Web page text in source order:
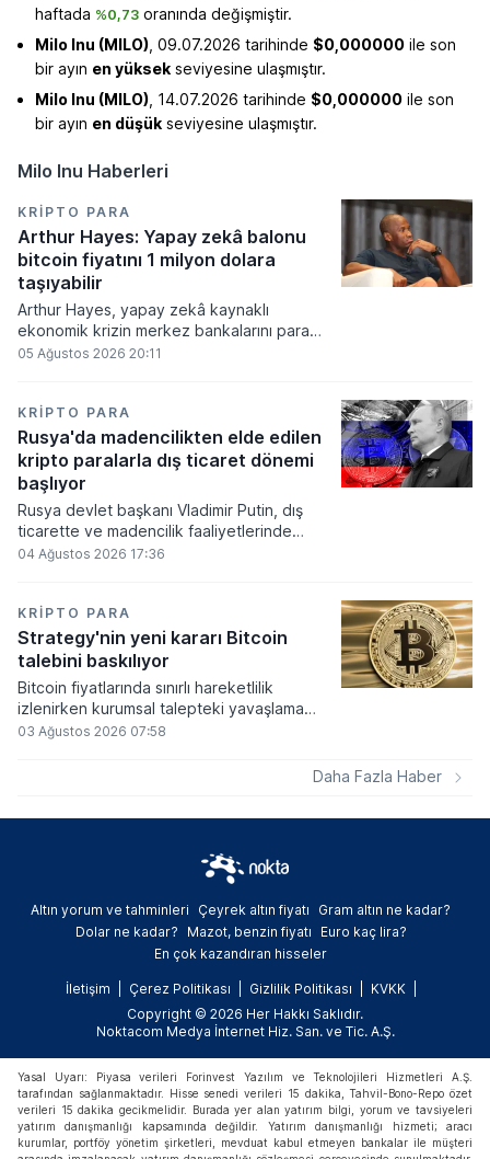
haftada %0,73 oranında değişmiştir.
Milo Inu (MILO) , 09.07.2026 tarihinde $0,000000 ile son
bir ayın en yüksek seviyesine ulaşmıştır.
Milo Inu (MILO) , 14.07.2026 tarihinde $0,000000 ile son
bir ayın en düşük seviyesine ulaşmıştır.
Milo Inu Haberleri
KRIPTO PARA
Arthur Hayes: Yapay zekâ balonu
bitcoin fiyatını 1 milyon dolara
taşıyabilir
Arthur Hayes, yapay zekâ kaynaklı
ekonomik krizin merkez bankalarını para
basmaya zorlayacağını ve bu durumun
kayıplarının tetikleyeceği kredi krizinin
küresel likidite artışına yol açacağını belirtti
ve bitcoinin bu süreçte en hızlı tepki veren
varlık olacağı vurguladı.
05 Ağustos 2026 20:11
KRIPTO PARA
Rusya'da madencilikten elde edilen
kripto paralarla dış ticaret dönemi
başlıyor
Rusya devlet başkanı Vladimir Putin, dış
ticarette ve madencilik faaliyetlerinde
kripto varlıkların kullanımına onay veren
elde edilen dijital paraların belirli şartlar
altında dolaşımına ve menkul kıymet
alımlarında kullanılmasına olanak sağlanıyor.
04 Ağustos 2026 17:36
KRIPTO PARA
Strategy'nin yeni kararı Bitcoin
talebini baskılıyor
Bitcoin fiyatlarında sınırlı hareketlilik
izlenirken kurumsal talepteki yavaşlama
piyasa dinamiklerini etkiliyor. ABD Merkez
03 Ağustos 2026 07:58
Daha Fazla Haber
Altın yorum ve tahminleri Çeyrek altın fiyatı
Gram altın ne kadar?
Dolar ne kadar?
Mazot, benzin fiyatı
Euro kaç lira?
En çok kazandıran hisseler
İletişim Çerez Politikası Gizlilik Politikası
KVKK
Copyright © 2026 Her Hakkı Saklıdır.
Noktacom Medya İnternet Hiz. San. ve Tic. A.Ş.
Yasal Uyarı: Piyasa verileri Forinvest Yazılım ve Teknolojileri Hizmetleri A.Ş.
tarafından sağlanmaktadır. Hisse senedi verileri 15 dakika, Tahvil-Bono-Repo özet
verileri 15 dakika gecikmelidir. Burada yer alan yatırım bilgi, yorum ve tavsiyeleri
yatırım danışmanlığı kapsamında değildir. Yatırım danışmanlığı hizmeti; aracı
kurumlar, portföy yönetim şirketleri, mevduat kabul etmeyen bankalar ile müşteri